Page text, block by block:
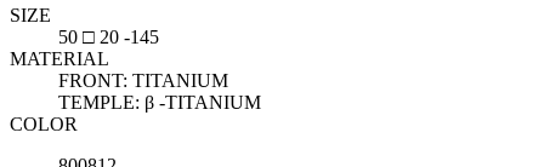
SIZE
50 □ 20 -145
MATERIAL
FRONT: TITANIUM
TEMPLE: β -TITANIUM
COLOR